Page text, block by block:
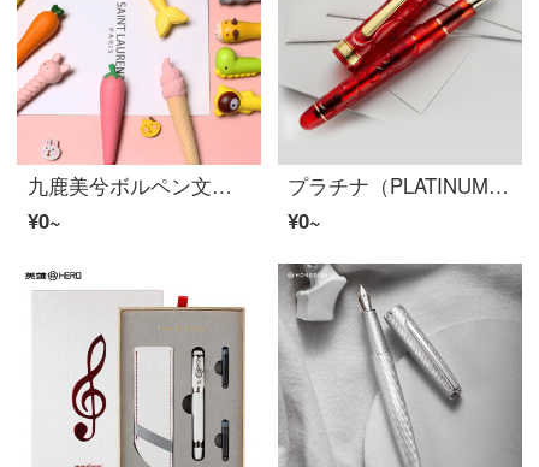
九鹿美兮ボルペン文房具减圧笔解压笔可爱い学生学习用品漫画创意ランダムデザイン【一本】0.5 mm
¥0~
プラチナ（PLATINUM）3776万年笔世纪富士旬景シリーズ限定ペンPNB-3600 SK男性女性ギフトボックス锦秋14 K赤M尖0.5 mm中字
¥0~